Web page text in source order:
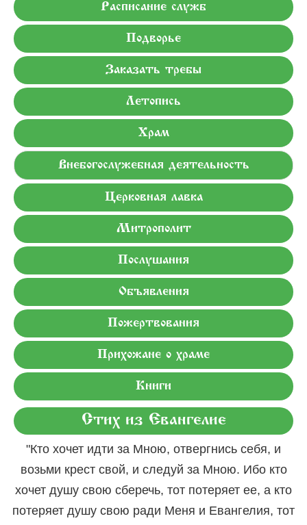
Расписание служб
Подворье
Заказать требы
Летопись
Храм
Внебогослужебная деятельность
Церковная лавка
Митрополит
Послушания
Объявления
Пожертвования
Прихожане о храме
Книги
Стих из Евангелие
"Кто хочет идти за Мною, отвергнись себя, и
возьми крест свой, и следуй за Мною. Ибо кто
хочет душу свою сберечь, тот потеряет ее, а кто
потеряет душу свою ради Меня и Евангелия, тот